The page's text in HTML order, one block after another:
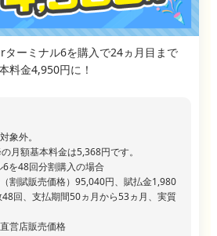
ーミナル6を購入で24ヵ月目まで
料金4,950円に！
象外。
月額基本料金は5,368円です。
を48回分割購入の場合
割賦販売価格）95,040円、賦払金1,980
48回、支払期間50ヵ月から53ヵ月、実質
営店販売価格